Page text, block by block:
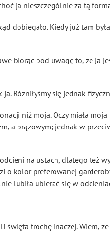
ja nieszczególnie za tą
dobiegało. Kiedy już tam
biorąc pod uwagę to, że ja
Różniłyśmy się jednak
niż moja. Oczy miała
a brązowym; jednak w
na ustach, dlatego też
o kolor preferowanej
lubiła ubierać się w
święta trochę inaczej. Wiem,